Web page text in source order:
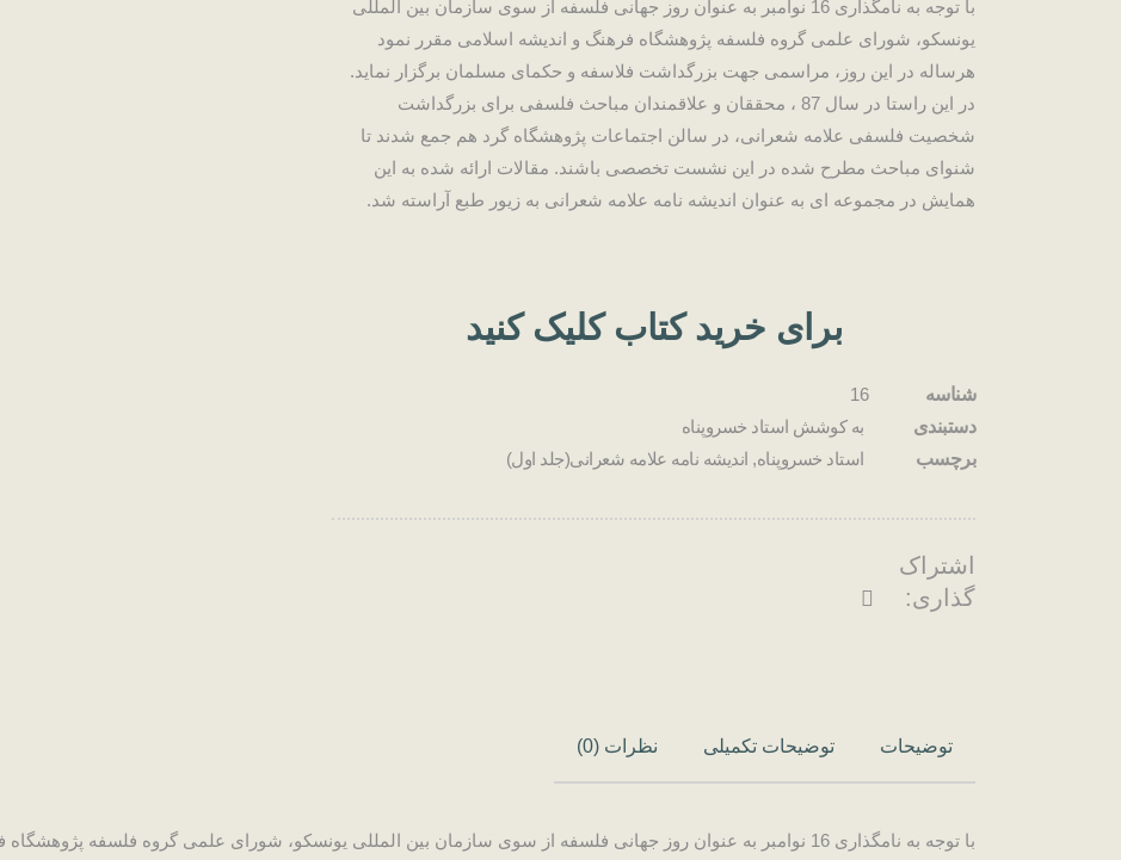
با توجه به نامگذاری 16 نوامبر به عنوان روز جهانی فلسفه از سوی سازمان بین المللی
یونسکو، شورای علمی گروه فلسفه پژوهشگاه فرهنگ و اندیشه اسلامی مقرر نمود
هرساله در این روز، مراسمی جهت بزرگداشت فلاسفه و حکمای مسلمان برگزار نماید.
در این راستا در سال 87 ، محققان و علاقمندان مباحث فلسفی برای بزرگداشت
شخصیت فلسفی علامه شعرانی، در سالن اجتماعات پژوهشگاه گرد هم جمع شدند تا
شنوای مباحث مطرح شده در این نشست تخصصی باشند. مقالات ارائه شده به این
همایش در مجموعه ای به عنوان اندیشه نامه علامه شعرانی به زیور طبع آراسته شد.
برای خرید کتاب کلیک کنید
شناسه
16
دستبندی
به کوشش استاد خسروپناه
برچسب
استاد خسروپناه, اندیشه نامه علامه شعرانی(جلد اول)
اشتراک
گذاری:
توضیحات توضیحات تکمیلی نظرات (0)
با توجه به نامگذاری 16 نوامبر به عنوان روز جهانی فلسفه از سوی سازمان بین المللی یونسکو، شورای علمی گروه فلسفه